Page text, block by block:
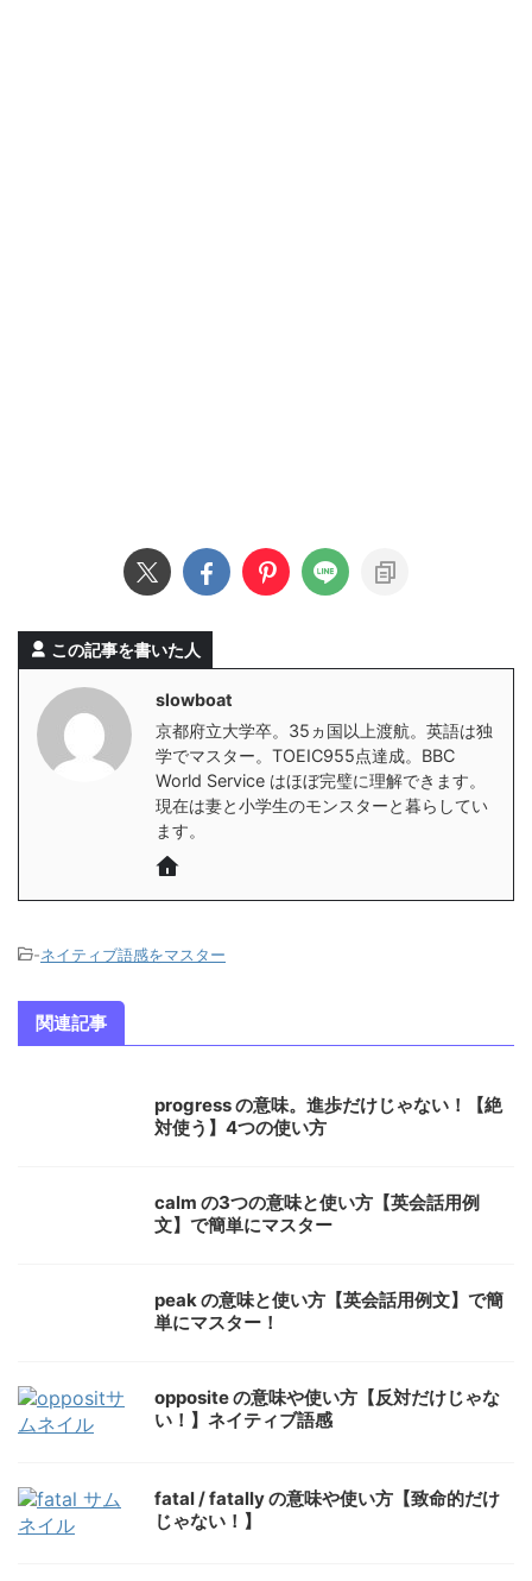
この記事を書いた人
slowboat
京都府立大学卒。35ヵ国以上渡航。英語は独
学でマスター。TOEIC955点達成。BBC
World Service はほぼ完璧に理解できます。
現在は妻と小学生のモンスターと暮らしてい
ます。
-ネイティブ語感をマスター
関連記事
progress の意味。進歩だけじゃない！【絶
対使う】4つの使い方
calm の3つの意味と使い方【英会話用例
文】で簡単にマスター
peak の意味と使い方【英会話用例文】で簡
単にマスター！
opposite の意味や使い方【反対だけじゃな
い！】ネイティブ語感
fatal / fatally の意味や使い方【致命的だけ
じゃない！】